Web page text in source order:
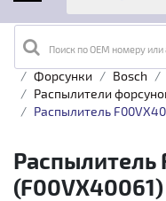
Поиск по OEM номеру или
Главная Каталог
Форсунки
Bosch
Распылители
Распылитель
Распылитель